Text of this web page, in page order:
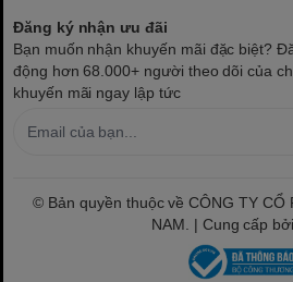
Đăng ký nhận ưu đãi
Bạn muốn nhận khuyến mãi đặc biệt?
động hơn 68.000+ người theo dõi của
khuyến mãi ngay lập tức
© Bản quyền thuộc về CÔNG TY CỔ
NAM. | Cung cấp